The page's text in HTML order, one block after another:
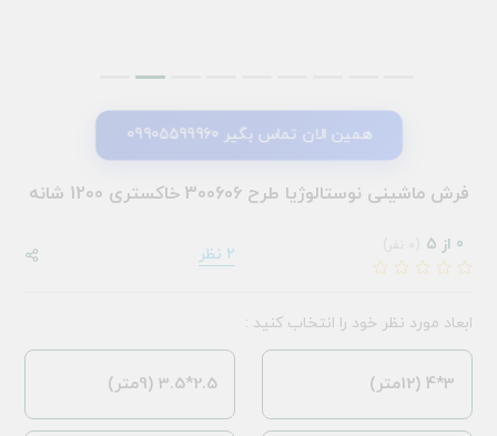
همین الان تماس بگیر 09905599960
فرش ماشینی نوستالوژیا طرح 300606 خاکستری 1200 شانه
0 از 5 2 نظر
ابعاد مورد نظر خود را انتخاب کنید :
3*4 (12متر) 2.5*3.5 (9متر)